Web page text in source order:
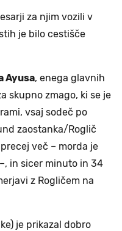
za njim vozili v
je bilo cestišče
Ayusa, enega glavnih
skupno zmago, ki se je
vsaj sodeč po
zaostanka/Roglič
več – morda je
in sicer minuto in 34
z Rogličem na
je prikazal dobro